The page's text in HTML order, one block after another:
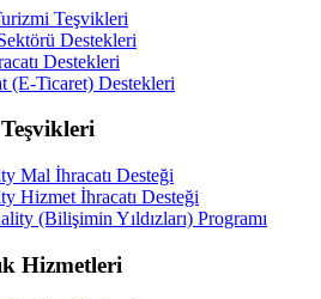
Teşvikleri
Destekleri
Destekleri
(E-Ticaret) Destekleri
Mal İhracatı Desteği
Hizmet İhracatı Desteği
(Bilişimin Yıldızları) Programı
Hizmetleri